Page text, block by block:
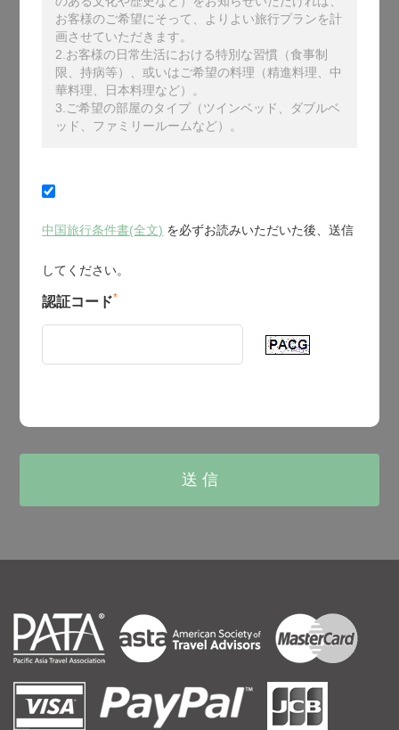
お客様のご希望にそって、よりよい旅行プランを計
画させていただきます。
2.お客様の日常生活における特別な習慣（食事制
限、持病等）、或いはご希望の料理（精進料理、中
華料理、日本料理など）。
3.ご希望の部屋のタイプ（ツインベッド、ダブルベ
ッド、ファミリールームなど）。
中国旅行条件書(全文) を必ずお読みいただいた後、送信
してください。
認証コード*